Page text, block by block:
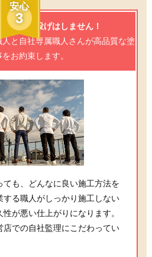
安心
3
者に丸投げはしません！
人と自社専属職人さんが高品質な塗
お約束します。
ても、どんなに良い施工方法を
る職人がしっかり施工しない
が悪い仕上がりになります。
店での自社監理にこだわってい